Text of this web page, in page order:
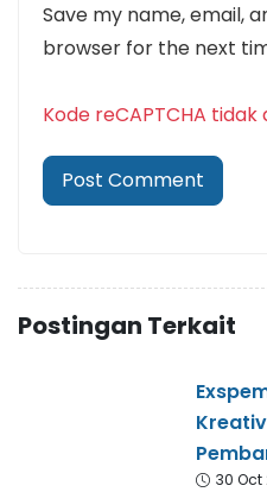
Save my name, email,
browser for the next
Kode reCAPTCHA
Postingan Terkait
30 Oct